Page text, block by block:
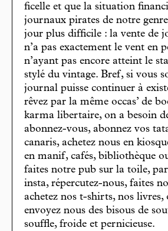
ficelle et que la situation
journaux pirates de notre
jour plus difficile : la vente de
n’a pas exactement le vent en
n’ayant pas encore atteint le
stylé du vintage. Bref, si vous
journal puisse continuer à
rêvez par la même occas’ de
karma libertaire, on a besoin
abonnez-vous, abonnez vos
canaris, achetez nous en
en manif, cafés, bibliothèque
faites notre pub sur la toile,
insta, répercutez-nous, faites
achetez nos t-shirts, nos
envoyez nous des bisous de
souffle, froide et pernicieuse.